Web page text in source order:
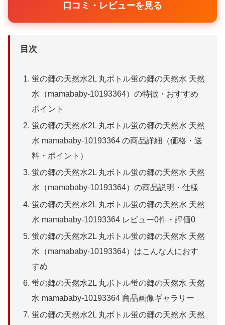
口コミ・レビューを見る
目次
蛍の郷の天然水2L 丸ボトル蛍の郷の天然水 天然
水（mamababy-10193364）の特徴・おすすめ
ポイント
蛍の郷の天然水2L 丸ボトル蛍の郷の天然水 天然
水 mamababy-10193364 の商品詳細（価格・送
料・ポイント）
蛍の郷の天然水2L 丸ボトル蛍の郷の天然水 天然
水（mamababy-10193364）の商品説明・仕様
蛍の郷の天然水2L 丸ボトル蛍の郷の天然水 天然
水 mamababy-10193364 レビュー0件・評価0
蛍の郷の天然水2L 丸ボトル蛍の郷の天然水 天然
水（mamababy-10193364）はこんな人におす
すめ
蛍の郷の天然水2L 丸ボトル蛍の郷の天然水 天然
水 mamababy-10193364 商品画像ギャラリー
蛍の郷の天然水2L 丸ボトル蛍の郷の天然水 天然